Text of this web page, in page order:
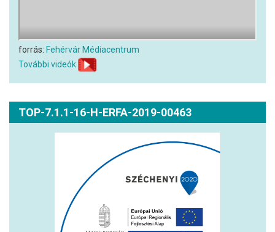
forrás: Fehérvár Médiacentrum
További videók
TOP-7.1.1-16-H-ERFA-2019-00463